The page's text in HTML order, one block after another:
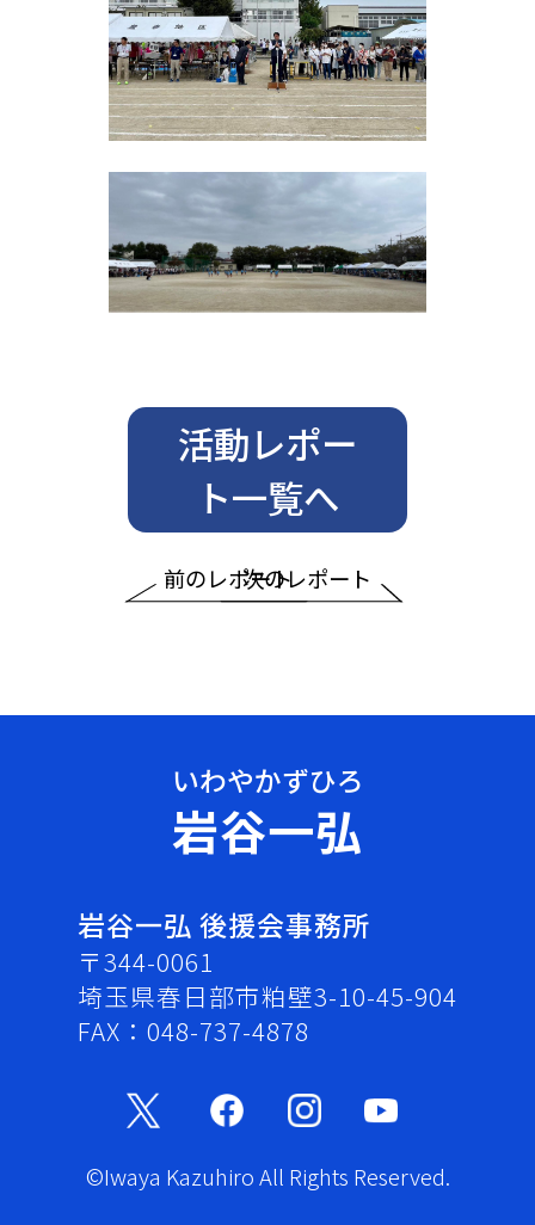
前のレポート
活動レポー
ト一覧へ
次のレポート
岩谷一弘
岩谷一弘 後援会事務所
〒344-0061
埼玉県春日部市粕壁3-10-45-904
FAX：048-737-4878
©Iwaya Kazuhiro All Rights Reserved.